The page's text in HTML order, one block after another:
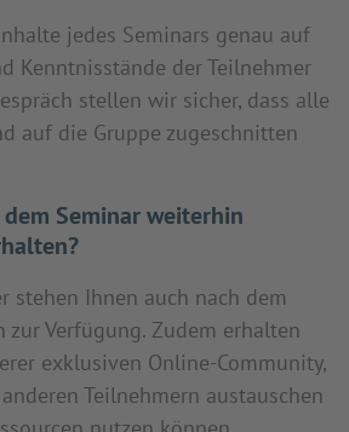
jedes Seminars genau auf
Kenntnisstände der Teilnehmer
stellen wir sicher, dass alle
auf die Gruppe zugeschnitten
Seminar weiterhin
stehen Ihnen auch nach dem
zur Verfügung. Zudem erhalten
exklusiven Online-Community,
Teilnehmern austauschen